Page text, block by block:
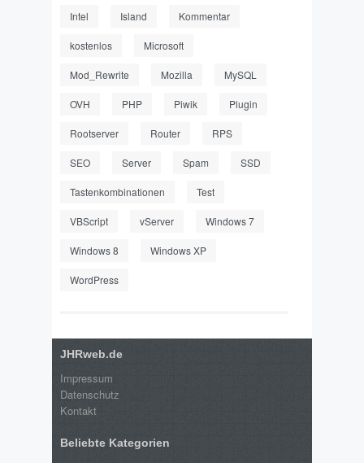
Intel Island Kommentar
kostenlos Microsoft
Mod_Rewrite Mozilla MySQL
OVH PHP Piwik Plugin
Rootserver Router RPS
SEO Server Spam SSD
Tastenkombinationen Test
VBScript vServer Windows 7
Windows 8 Windows XP
WordPress
JHRweb.de
Impressum
Datenschutz
Kontakt
Beliebte Kategorien